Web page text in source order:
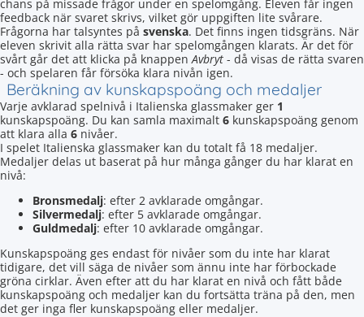
chans på missade frågor under en spelomgång. Eleven får ingen
feedback när svaret skrivs, vilket gör uppgiften lite svårare.
Frågorna har talsyntes på svenska. Det finns ingen tidsgräns. När
eleven skrivit alla rätta svar har spelomgången klarats. Är det för
svårt går det att klicka på knappenAvbryt - då visas de rätta svaren
- och spelaren får försöka klara nivån igen.
Beräkning av kunskapspoäng och medaljer
Varje avklarad spelnivå i Italienska glassmaker ger 1
kunskapspoäng. Du kan samla maximalt 6 kunskapspoäng genom
att klara alla 6 nivåer.
I spelet Italienska glassmaker kan du totalt få 18 medaljer.
Medaljer delas ut baserat på hur många gånger du har klarat en
nivå:
Bronsmedalj: efter 2 avklarade omgångar.
Silvermedalj: efter 5 avklarade omgångar.
Guldmedalj: efter 10 avklarade omgångar.
Kunskapspoäng ges endast för nivåer som du inte har klarat
tidigare, det vill säga de nivåer som ännu inte har förbockade
gröna cirklar. Även efter att du har klarat en nivå och fått både
kunskapspoäng och medaljer kan du fortsätta träna på den, men
det ger inga fler kunskapspoäng eller medaljer.